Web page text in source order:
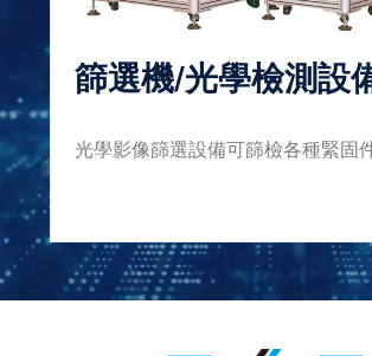
篩選機/光學檢測設
光學影像篩選設備可篩檢各種緊固